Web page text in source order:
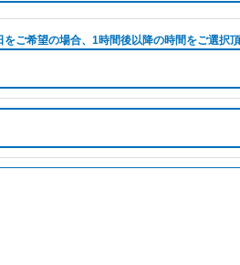
ご希望の場合、1時間後以降の時間をご選択頂